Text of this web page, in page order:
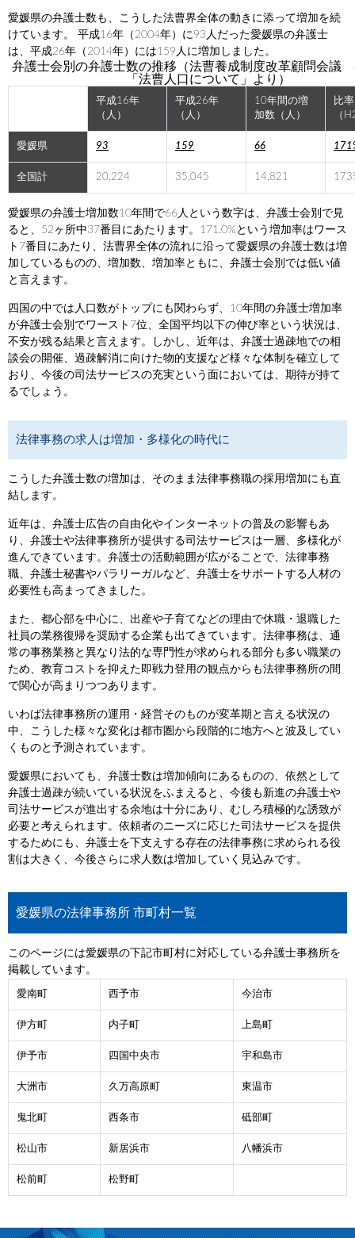
愛媛県の弁護士数も、こうした法曹界全体の動きに添って増加を続
けています。 平成16年（2004年）に93人だった愛媛県の弁護士
は、平成26年（2014年）には159人に増加しました。
弁護士会別の弁護士数の推移（法曹養成制度改革顧問会議
「法曹人口について」より）
平成16年
（人）
平成26年
（人）
10年間の増
加数（人）
比率
（
愛媛県 93 159 66
全国計 20,224 35,045 14,821
愛媛県の弁護士増加数10年間で66人という数字は、弁護士会別で見
ると、52ヶ所中37番目にあたります。171.0%という増加率はワース
ト7番目にあたり、法曹界全体の流れに沿って愛媛県の弁護士数は増
加しているものの、増加数、増加率ともに、弁護士会別では低い値
と言えます。
四国の中では人口数がトップにも関わらず、10年間の弁護士増加率
が弁護士会別でワースト7位、全国平均以下の伸び率という状況は、
不安が残る結果と言えます。しかし、近年は、弁護士過疎地での相
談会の開催、過疎解消に向けた物的支援など様々な体制を確立して
おり、今後の司法サービスの充実という面においては、期待が持て
るでしょう。
法律事務の求人は増加・多様化の時代に
こうした弁護士数の増加は、そのまま法律事務職の採用増加にも直
結します。
近年は、弁護士広告の自由化やインターネットの普及の影響もあ
り、弁護士や法律事務所が提供する司法サービスは一層、多様化が
進んできています。弁護士の活動範囲が広がることで、法律事務
職、弁護士秘書やパラリーガルなど、弁護士をサポートする人材の
必要性も高まってきました。
また、都心部を中心に、出産や子育てなどの理由で休職・退職した
社員の業務復帰を奨励する企業も出てきています。法律事務は、通
常の事務業務と異なり法的な専門性が求められる部分も多い職業の
ため、教育コストを抑えた即戦力登用の観点からも法律事務所の間
で関心が高まりつつあります。
いわば法律事務所の運用・経営そのものが変革期と言える状況の
中、こうした様々な変化は都市圏から段階的に地方へと波及してい
くものと予測されています。
愛媛県においても、弁護士数は増加傾向にあるものの、依然として
弁護士過疎が続いている状況をふまえると、今後も新進の弁護士や
司法サービスが進出する余地は十分にあり、むしろ積極的な誘致が
必要と考えられます。依頼者のニーズに応じた司法サービスを提供
するためにも、弁護士を下支えする存在の法律事務に求められる役
割は大きく、今後さらに求人数は増加していく見込みです。
愛媛県の法律事務所 市町村一覧
このページには愛媛県の下記市町村に対応している弁護士事務所を
掲載しています。
愛南町 西予市 今治市
伊方町 内子町 上島町
伊予市 四国中央市 宇和島市
大洲市 久万高原町 東温市
鬼北町 西条市 砥部町
松山市 新居浜市 八幡浜市
松前町 松野町